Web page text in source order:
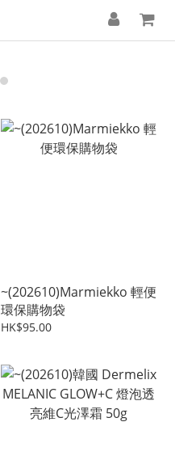
~(202610)Marmiekko 輕便
環保購物袋
HK$95.00